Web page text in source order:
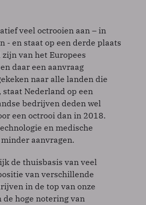
veel octrooien aan – in
- en staat op een derde plaats
van het Europees
daar een aanvraag
naar alle landen die
Nederland op een
bedrijven deden wel
een octrooi dan in 2018.
en medische
aanvragen.
de thuisbasis van veel
van verschillende
in de top van onze
hoge notering van